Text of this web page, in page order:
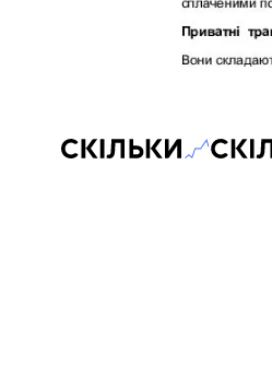
Скільки-скільки? —